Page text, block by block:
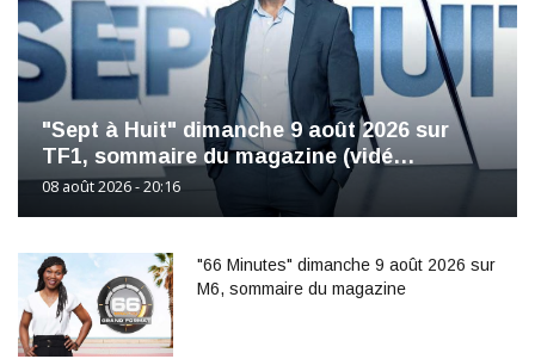
"Sept à Huit" dimanche 9 août 2026 sur
TF1, sommaire du magazine (vidé…
08 août 2026 - 20:16
"66 Minutes" dimanche 9 août 2026 sur
M6, sommaire du magazine